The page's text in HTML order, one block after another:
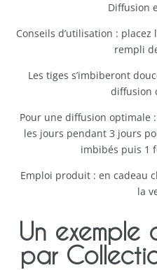
Diffusion
Conseils d’utilisation :
rempli
Les tiges s’imbiberont
diffusion
Pour une diffusion optimale
les jours pendant 3 jours
imbibés puis 1
Emploi produit : en cadeau
la
Un exemple
par